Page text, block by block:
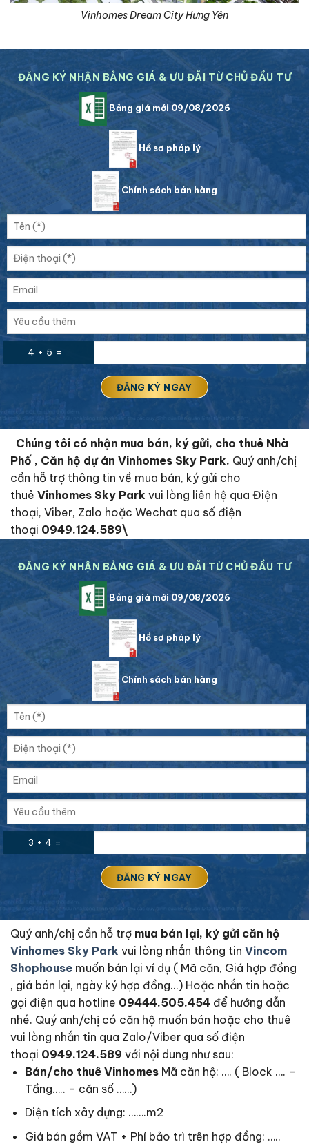
Vinhomes Dream City Hưng Yên
ĐĂNG KÝ NHẬN BẢNG GIÁ & ƯU ĐÃI TỪ CHỦ ĐẦU TƯ
Bảng giá mới 09/08/2026
Hồ sơ pháp lý
Chính sách bán hàng
4 + 5 =
Chúng tôi có nhận mua bán, ký gửi, cho thuê Nhà
Phố , Căn hộ dự án Vinhomes Sky Park. Quý anh/chị
cần hỗ trợ thông tin về mua bán, ký gửi cho
thuê Vinhomes Sky Park vui lòng liên hệ qua Điện
thoại, Viber, Zalo hoặc Wechat qua số điện
thoại 0949.124.589\
ĐĂNG KÝ NHẬN BẢNG GIÁ & ƯU ĐÃI TỪ CHỦ ĐẦU TƯ
Bảng giá mới 09/08/2026
Hồ sơ pháp lý
Chính sách bán hàng
3 + 4 =
Quý anh/chị cần hỗ trợ mua bán lại, ký gửi căn hộ
Vinhomes Sky Park vui lòng nhắn thông tin Vincom
Shophouse muốn bán lại ví dụ ( Mã căn, Giá hợp đồng
, giá bán lại, ngày ký hợp đồng…) Hoặc nhắn tin hoặc
gọi điện qua hotline 09444.505.454 để hướng dẫn
nhé. Quý anh/chị có căn hộ muốn bán hoặc cho thuê
vui lòng nhắn tin qua Zalo/Viber qua số điện
thoại 0949.124.589 với nội dung như sau:
Bán/cho thuê VinhomesMã căn hộ: …. ( Block …. –
Tầng….. – căn số ……)
Diện tích xây dựng: …….m2
Giá bán gồm VAT + Phí bảo trì trên hợp đồng: …..